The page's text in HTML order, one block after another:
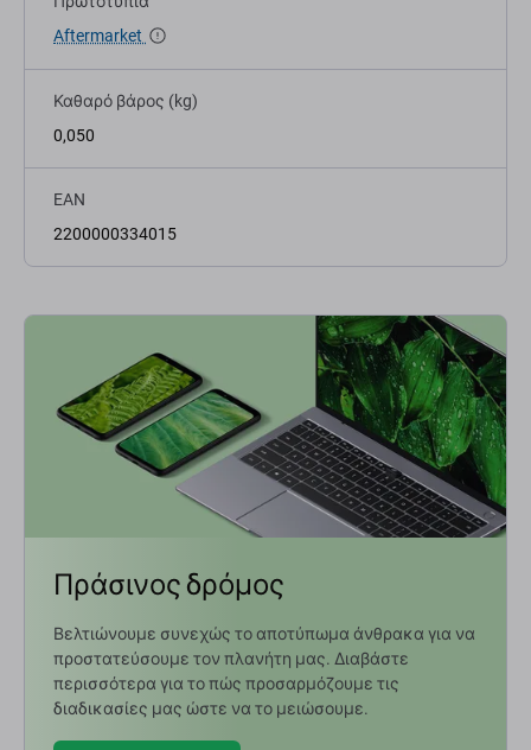
Aftermarket
Καθαρό βάρος (kg)
0,050
EAN
2200000334015
Πράσινος δρόμος
Βελτιώνουμε συνεχώς το αποτύπωμα άνθρακα για να
προστατεύσουμε τον πλανήτη μας. Διαβάστε
περισσότερα για το πώς προσαρμόζουμε τις
διαδικασίες μας ώστε να το μειώσουμε.